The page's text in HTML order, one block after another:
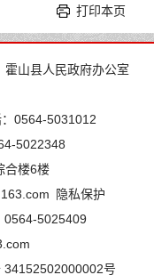
打印本页
霍山县人民政府办公室
：0564-5031012
5022348
合楼6楼
隐私保护
0564-5025409
34152502000002号